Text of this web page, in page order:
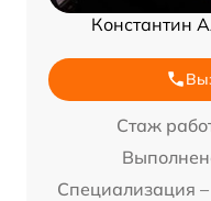
Константин
Стаж
Специализация –